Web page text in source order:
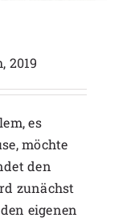
2019
es
möchte
den
zunächst
eigenen